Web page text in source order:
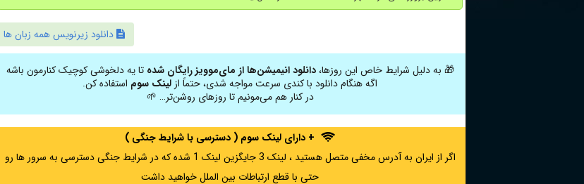
دانلود زیرنویس همه زبان ها
🎁 به دلیل شرایط خاص این روزها،دانلود انیمیشن‌ها از مای‌موویز رایگان شده تا یه دلخوشی کوچیک کنارمون باشه
اگه هنگام دانلود با کندی سرعت مواجه شدی، حتماً از لینک سوم استفاده کن.
در کنار هم می‌مونیم تا روزهای روشن‌تر… 🌱
+ دارای لینک سوم ( دسترسی با شرایط جنگی )
اگر از ایران به آدرس مخفی متصل هستید ، لینک 3 جایگزین لینک 1 شده که در شرایط جنگی دسترسی به سرور ها رو
حتی با قطع ارتباطات بین الملل خواهید داشت